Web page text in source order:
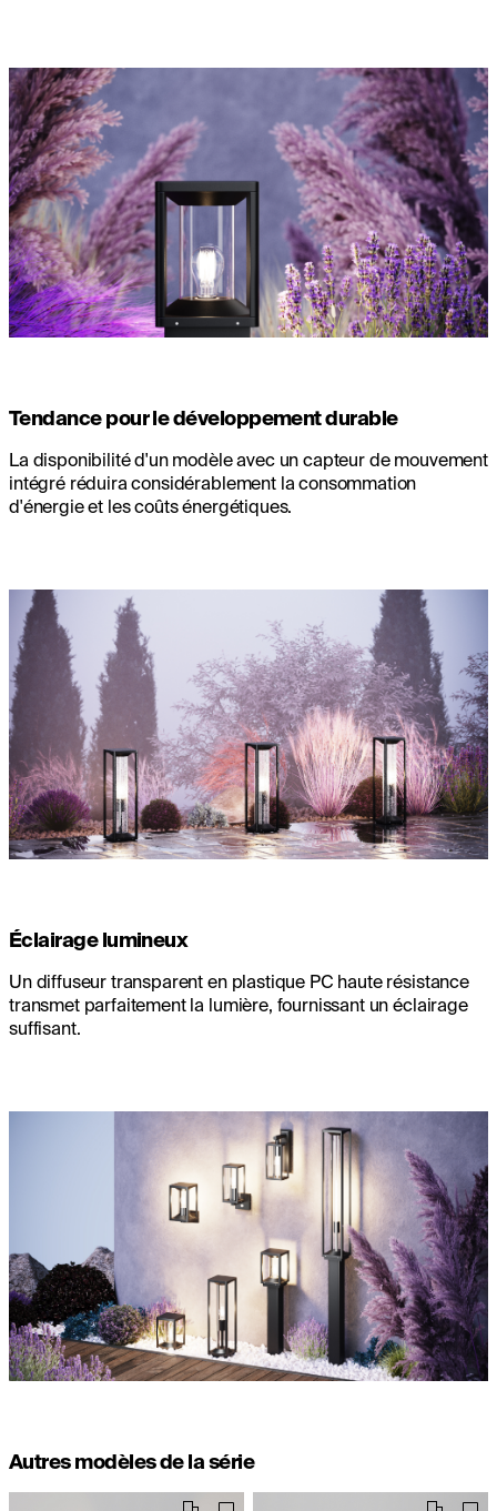
Tendance pour le développement durable
La disponibilité d'un modèle avec un capteur de mouvement
intégré réduira considérablement la consommation
d'énergie et les coûts énergétiques.
Éclairage lumineux
Un diffuseur transparent en plastique PC haute résistance
transmet parfaitement la lumière, fournissant un éclairage
suffisant.
Autres modèles de la série